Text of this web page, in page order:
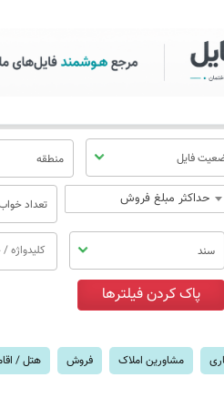
فروش،
فایل منطقه
حداکثر مبلغ فروش تعداد
سند
مشاورین املاک فروش هتل /